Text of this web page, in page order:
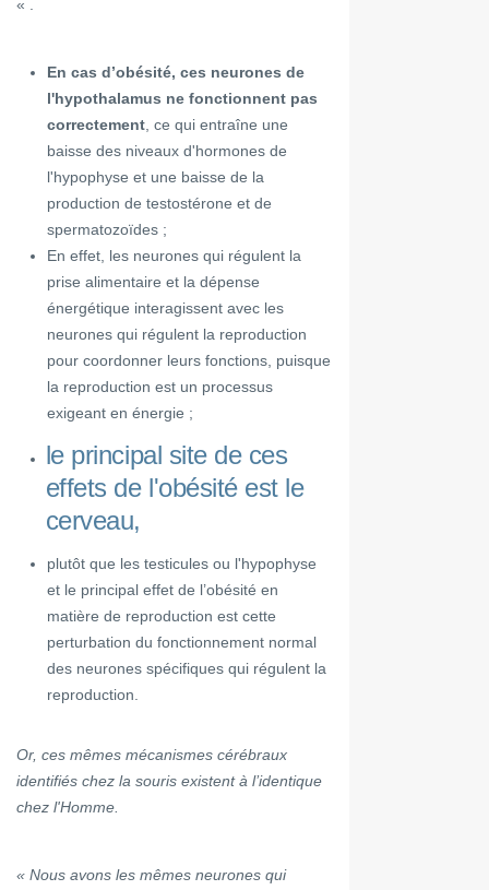
« .
En cas d’obésité, ces neurones de
l'hypothalamus ne fonctionnent pas
correctement , ce qui entraîne une
baisse des niveaux d'hormones de
l'hypophyse et une baisse de la
production de testostérone et de
spermatozoïdes ;
En effet, les neurones qui régulent la
prise alimentaire et la dépense
énergétique interagissent avec les
neurones qui régulent la reproduction
pour coordonner leurs fonctions, puisque
la reproduction est un processus
exigeant en énergie ;
le principal site de ces
effets de l'obésité est le
cerveau,
plutôt que les testicules ou l'hypophyse
et le principal effet de l’obésité en
matière de reproduction est cette
perturbation du fonctionnement normal
des neurones spécifiques qui régulent la
reproduction.
Or, ces mêmes mécanismes cérébraux
identifiés chez la souris existent à l’identique
chez l'Homme.
« Nous avons les mêmes neurones qui